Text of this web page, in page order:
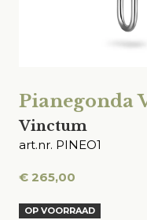
Pianegonda
Vinctum
art.nr. PINEO1
€ 265,00
OP VOORRAAD